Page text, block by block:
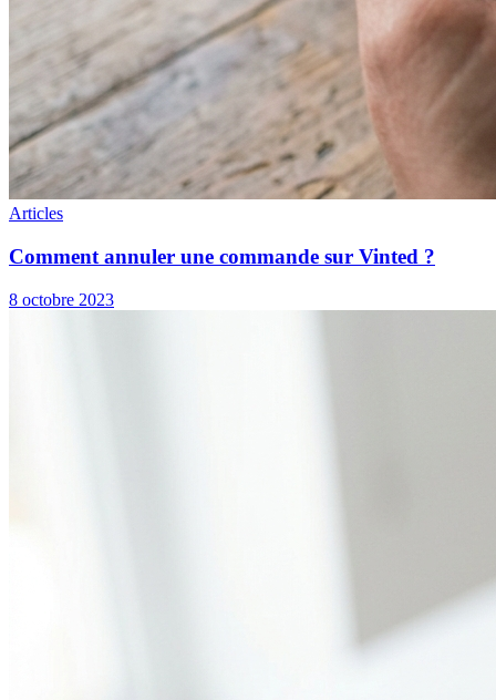
Articles
Comment annuler une commande sur Vinted ?
8 octobre 2023